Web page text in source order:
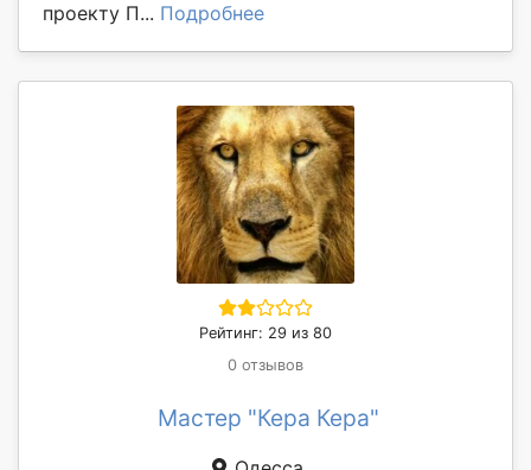
проекту П... Подробнее
Рейтинг: 29 из 80
0 отзывов
Мастер "Кера Кера"